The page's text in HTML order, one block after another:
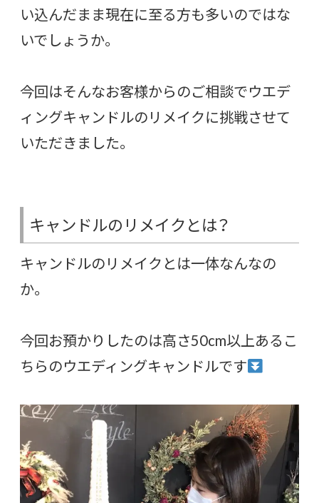
い込んだまま現在に至る方も多いのではな
いでしょうか。
今回はそんなお客様からのご相談でウエデ
ィングキャンドルのリメイクに挑戦させて
いただきました。
キャンドルのリメイクとは？
キャンドルのリメイクとは一体なんなの
か。
今回お預かりしたのは高さ50cm以上あるこ
ちらのウエディングキャンドルです